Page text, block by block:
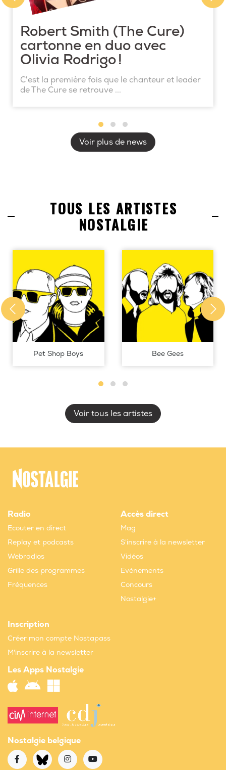
Robert Smith (The Cure)
cartonne en duo avec
Olivia Rodrigo !
C'est la première fois que le chanteur et leader
de The Cure se retrouve ...
Voir plus de news
TOUS LES ARTISTES
NOSTALGIE
Pet Shop Boys Bee Gees
Voir tous les artistes
Radio
Ecouter en direct
Replay et podcasts
Webradios
Grille des programmes
Fréquences
Accès direct
Mag
S'inscrire à la newsletter
Vidéos
Evènements
Concours
Nostalgie+
Inscription
Créer mon compte Nostapass
M'inscrire à la newsletter
Les Apps Nostalgie
Nostalgie belgique